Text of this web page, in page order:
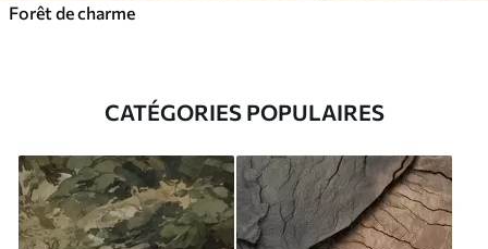
Forêt de charme
CATÉGORIES POPULAIRES